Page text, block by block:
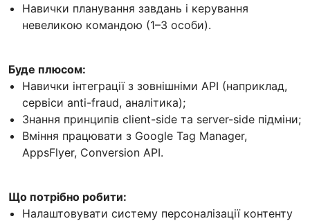
Навички планування завдань і керування
невеликою командою (1–3 особи).
Буде плюсом:
Навички інтеграції з зовнішніми API (наприклад,
сервіси anti-fraud, аналітика);
Знання принципів client-side та server-side підміни;
Вміння працювати з Google Tag Manager,
AppsFlyer, Conversion API.
Що потрібно робити:
Налаштовувати систему персоналізації контенту